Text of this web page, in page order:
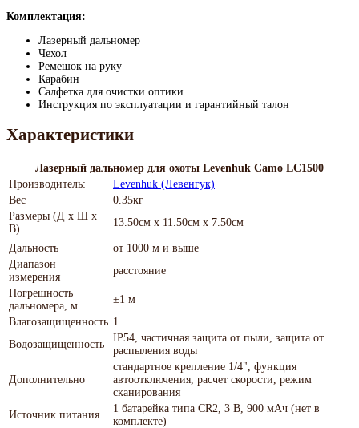
Комплектация:
Лазерный дальномер
Чехол
Ремешок на руку
Карабин
Салфетка для очистки оптики
Инструкция по эксплуатации и гарантийный талон
Характеристики
Лазерный дальномер для охоты Levenhuk Camo LC1500
Производитель:
Levenhuk (Левенгук)
Вес
0.35кг
Размеры (Д х Ш х
В)
13.50см x 11.50см x 7.50см
Дальность
от 1000 м и выше
Диапазон
измерения
расстояние
Погрешность
дальномера, м
±1 м
Влагозащищенность 1
Водозащищенность
IP54, частичная защита от пыли, защита от
распыления воды
Дополнительно
стандартное крепление 1/4", функция
автоотключения, расчет скорости, режим
сканирования
Источник питания
1 батарейка типа CR2, 3 В, 900 мАч (нет в
комплекте)